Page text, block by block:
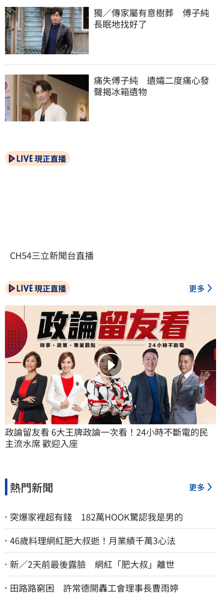
獨／傳家屬有意樹葬　傅子純
長眠地找好了
痛失傅子純　遺孀二度痛心發
聲揭冰箱遺物
現正直播
CH54三立新聞台直播
現正直播 更多
政論留友看 6大王牌政論一次看！24小時不斷電的民
主流水席 歡迎入座
熱門新聞 更多
突爆家裡超有錢 182萬HOOK驚認我是男的
46歲料理網紅肥大叔逝！月業績千萬3心法
新／2天前最後露臉 網紅「肥大叔」離世
田路路窮困 許常德開轟工會理事長曹雨婷